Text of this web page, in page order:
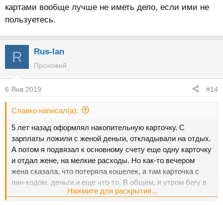
картами вообще лучше не иметь дело, если ими не
пользуетесь.
R Rus-lan
Прохожий
6 Янв 2019 #14
Славко написал(а):
5 лет назад оформлял накопительную карточку. С
зарплаты ложили с женой деньги, откладывали на отдых.
А потом я подвязал к основному счету еще одну карточку
и отдал жене, на мелкие расходы. Но как-то вечером
жена сказала, что потеряла кошелек, а там карточка с
пин-кодом, деньги и еще что-то. В общем, я утром бегу в
банк пишу заявление об утере карточки и снимаю остаток
Нажмите для раскрытия...